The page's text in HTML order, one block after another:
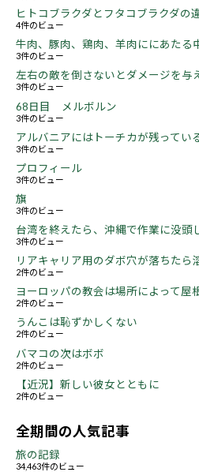
ヒトコブラクダとフタコブラクダの
4件のビュー
牛肉、豚肉、鶏肉、羊肉ににあたる
3件のビュー
左右の敵を倒さないとダメージを与
3件のビュー
68日目 メルボルン
3件のビュー
アルバニアにはトーチカが残ってい
3件のビュー
プロフィール
3件のビュー
旗
3件のビュー
台湾を終えたら、沖縄で作業に没頭
3件のビュー
リアキャリア用のダボ穴が落ちたら
2件のビュー
ヨーロッパの教会は場所によって屋
2件のビュー
うんこは恥ずかしくない
2件のビュー
バマコの次はボボ
2件のビュー
【近況】新しい彼女とともに
2件のビュー
全期間の人気記事
旅の記録
34,463件のビュー